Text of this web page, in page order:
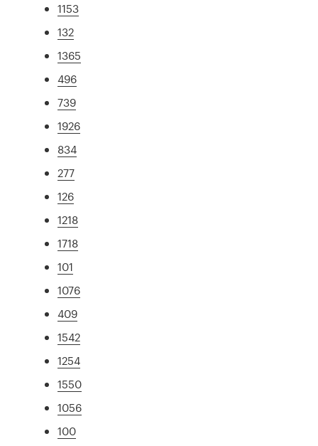
1153
132
1365
496
739
1926
834
277
126
1218
1718
101
1076
409
1542
1254
1550
1056
100